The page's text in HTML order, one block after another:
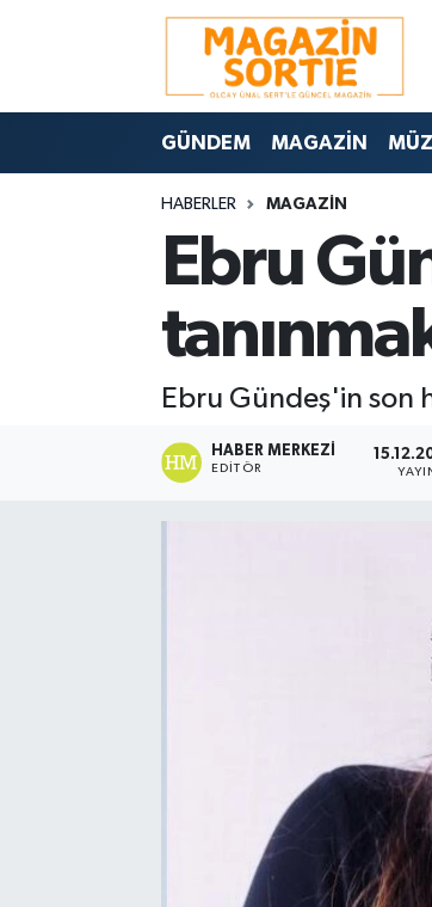
GÜNDEM MAGAZİN
HABERLER MAGAZİN
Ebru
Ebru Gündeş'in son
HABER MERKEZI
EDITÖR
Nöbetçi Eczaneler
Hava Durumu
Trafik Durumu
Süper Lig Puan Durumu ve Fikstür
Tüm Manşetler
Son Dakika Haberleri
Haber Arşivi